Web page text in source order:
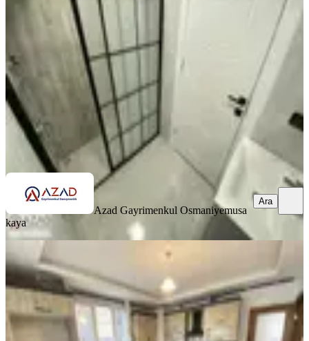
Merkez, Fakıuşağı Mahallesi
3+1 · 125 m²·4. Kat
4.500.000 ₺
Azad Gayrimenkul Osmaniyemusa kaya
Azad Gayrimenkul Osmaniyemusa
kaya
Ara
SİTE İÇİ
Azad-fakıuşağı Mah. Sağlık Ocağı
Civarı Satılık 4+1 (170m2)daire
Merkez, Fakıuşağı Mahallesi
4+1
170 m² Düz Giriş (Zemin) 17.06.2026